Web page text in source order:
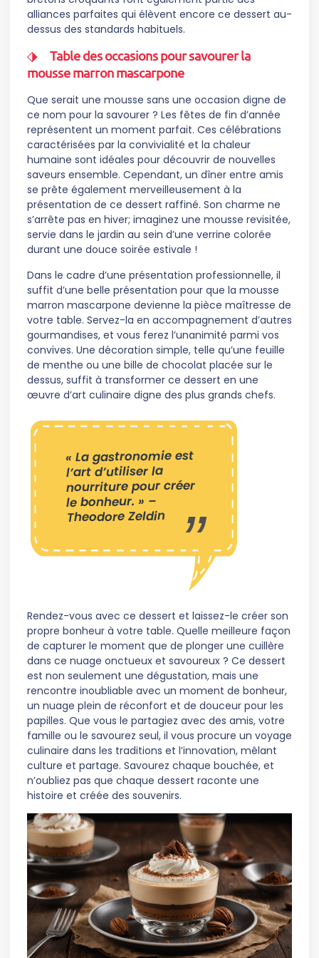
alliances parfaites qui élèvent encore ce dessert au-
dessus des standards habituels.
Table des occasions pour savourer la
mousse marron mascarpone
Que serait une mousse sans une occasion digne de
ce nom pour la savourer ? Les fêtes de fin d’année
représentent un moment parfait. Ces célébrations
caractérisées par la convivialité et la chaleur
humaine sont idéales pour découvrir de nouvelles
saveurs ensemble. Cependant, un dîner entre amis
se prête également merveilleusement à la
présentation de ce dessert raffiné. Son charme ne
s’arrête pas en hiver; imaginez une mousse revisitée,
servie dans le jardin au sein d’une verrine colorée
durant une douce soirée estivale !
Dans le cadre d’une présentation professionnelle, il
suffit d’une belle présentation pour que la mousse
marron mascarpone devienne la pièce maîtresse de
votre table. Servez-la en accompagnement d’autres
gourmandises, et vous ferez l’unanimité parmi vos
convives. Une décoration simple, telle qu’une feuille
de menthe ou une bille de chocolat placée sur le
dessus, suffit à transformer ce dessert en une
œuvre d’art culinaire digne des plus grands chefs.
« La gastronomie est
l’art d’utiliser la
nourriture pour créer
le bonheur. » –
Theodore Zeldin
Rendez-vous avec ce dessert et laissez-le créer son
propre bonheur à votre table. Quelle meilleure façon
de capturer le moment que de plonger une cuillère
dans ce nuage onctueux et savoureux ? Ce dessert
est non seulement une dégustation, mais une
rencontre inoubliable avec un moment de bonheur,
un nuage plein de réconfort et de douceur pour les
papilles. Que vous le partagiez avec des amis, votre
famille ou le savourez seul, il vous procure un voyage
culinaire dans les traditions et l’innovation, mêlant
culture et partage. Savourez chaque bouchée, et
n’oubliez pas que chaque dessert raconte une
histoire et créée des souvenirs.